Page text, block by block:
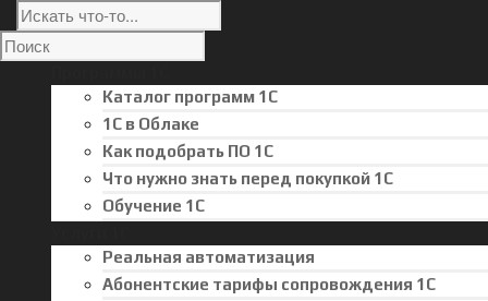
Каталог программ 1С
1С в Облаке
Как подобрать ПО 1С
Что нужно знать перед покупкой 1С
Обучение 1С
Реальная автоматизация
Абонентские тарифы сопровождения 1С